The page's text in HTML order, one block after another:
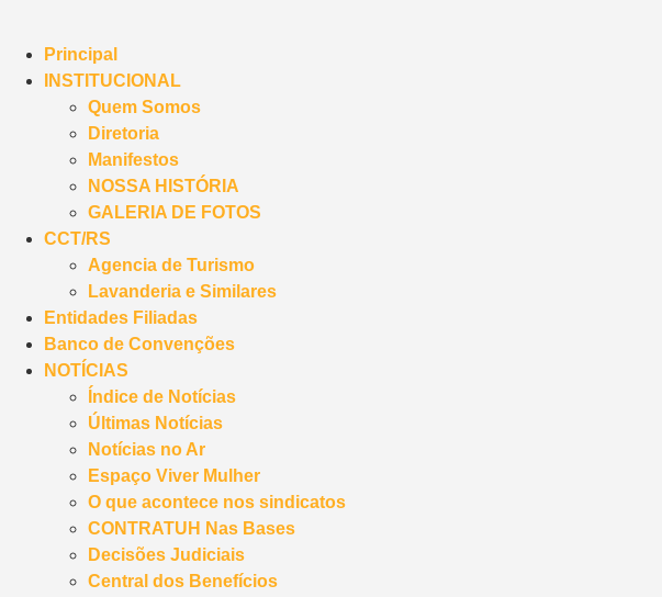
Principal
INSTITUCIONAL
Quem Somos
Diretoria
Manifestos
NOSSA HISTÓRIA
GALERIA DE FOTOS
CCT/RS
Agencia de Turismo
Lavanderia e Similares
Entidades Filiadas
Banco de Convenções
NOTÍCIAS
Índice de Notícias
Últimas Notícias
Notícias no Ar
Espaço Viver Mulher
O que acontece nos sindicatos
CONTRATUH Nas Bases
Decisões Judiciais
Central dos Benefícios